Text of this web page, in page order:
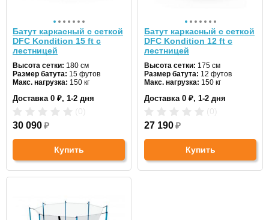
Батут каркасный с сеткой
DFC Kondition 15 ft с
лестницей
Высота сетки: 180 см
Размер батута: 15 футов
Макс. нагрузка: 150 кг
Цвет:синий
Доставка 0 ₽, 1-2 дня
30 090₽
Купить
Батут каркасный с сеткой
DFC Kondition 12 ft с
лестницей
Высота сетки: 175 см
Размер батута: 12 футов
Макс. нагрузка: 150 кг
Цвет:синий
Доставка 0 ₽, 1-2 дня
27 190₽
Купить